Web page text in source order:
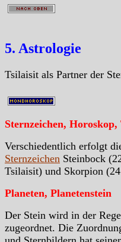
5. Astrologie
Tsilaisit als Partner der
Sternzeichen,
Verschiedentlich erfolgt
Sternzeichen Steinbock
Tsilaisit) und Skorpion
Planeten, Planetenstein
Der Stein wird in der
zugeordnet. Die